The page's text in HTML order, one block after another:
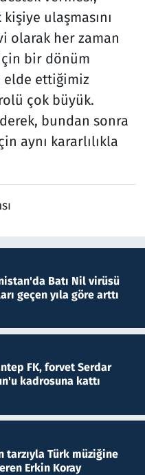
kişiye ulaşmasını
olarak her zaman
bir dönüm
elde ettiğimiz
çok büyük.
bundan sonra
aynı kararlılıkla
Batı Nil virüsü
geçen yıla göre arttı
FK, forvet Serdar
kadrosuna kattı
tarzıyla Türk müziğine
Erkin Koray